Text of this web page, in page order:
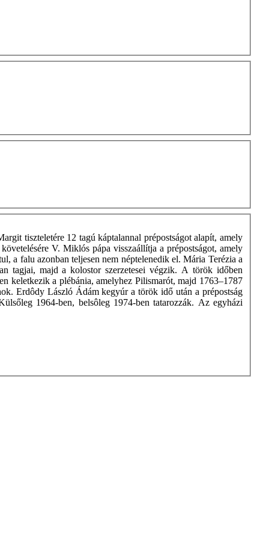
tiszteletére 12 tagú káptalannal prépostságot alapít, amely
V. Miklós pápa visszaállítja a prépostságot, amely
a falu azonban teljesen nem néptelenedik el. Mária Terézia a
tagjai, majd a kolostor szerzetesei végzik. A török időben
keletkezik a plébánia, amelyhez Pilismarót, majd 1763–1787
Erdôdy László Ádám kegyúr a török idő után a prépostság
1964-ben, belsôleg 1974-ben tatarozzák. Az egyházi